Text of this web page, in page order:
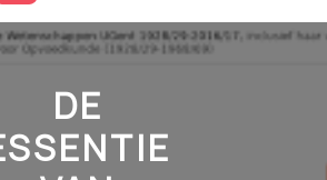
Button
DE